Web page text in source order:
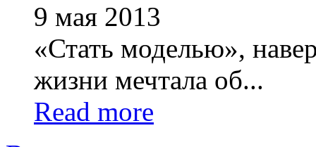
9 мая 2013
«Стать моделью»,
жизни мечтала об...
Read more